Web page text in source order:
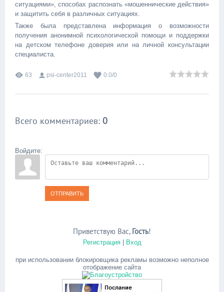
ситуациями», способах распознать «мошеннические действия»
и защитить себя в различных ситуациях.
Также была представлена информация о возможности
получения анонимной психологической помощи и поддержки
на детском телефоне доверия или на личной консультации
специалиста.
63 psi-center2011 0.0/0
Всего комментариев: 0
Войдите:
ОТПРАВИТЬ
Приветствую Вас, Гость!
Регистрация| Вход
при использовании блокировщика рекламы возможно неполное
отображение сайта